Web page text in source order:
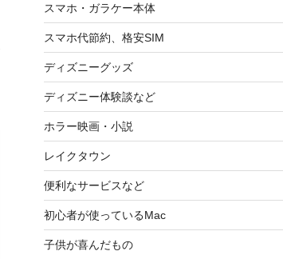
スマホ・ガラケー本体
スマホ代節約、格安SIM
ディズニーグッズ
ディズニー体験談など
ホラー映画・小説
レイクタウン
便利なサービスなど
初心者が使っているMac
子供が喜んだもの